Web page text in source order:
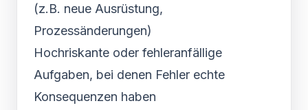
(z.B. neue Ausrüstung,
Prozessänderungen)
Hochriskante oder fehleranfällige
Aufgaben, bei denen Fehler echte
Konsequenzen haben